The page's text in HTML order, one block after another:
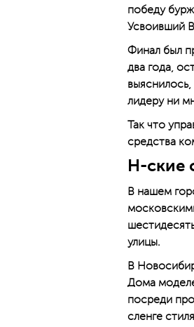
победу
Усвоивший
Финал был
два года,
лидеру ни
Так что
средства
Н-ские
В нашем
улицы.
В
Дома
посреди
сленге